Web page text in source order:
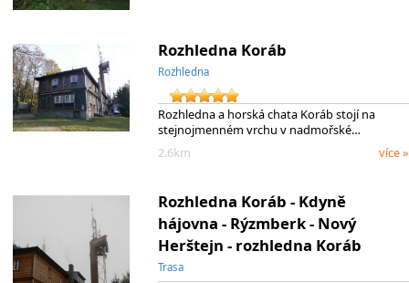
Rozhledna Koráb
Rozhledna
Rozhledna a horská chata Koráb stojí na
stejnojmenném vrchu v nadmořské…
2.6km
více »
Rozhledna Koráb - Kdyně
hájovna - Rýzmberk - Nový
Herštejn - rozhledna Koráb
Trasa